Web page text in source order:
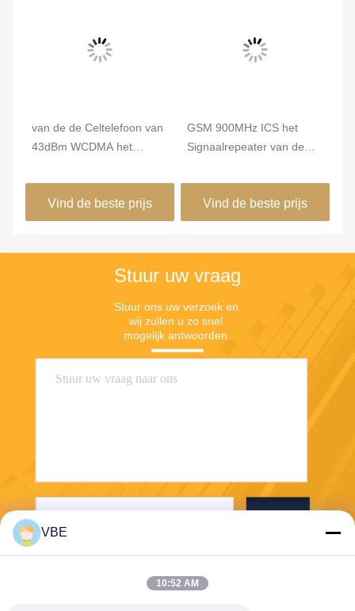
van de de Celtelefoon van
43dBm WCDMA het
Signaalrepeater 2100MHz
Onder 5dB
Vind de beste prijs
GSM 900MHz ICS het
Signaalrepeater van de
Openlucht Waterdichte rf-
Repeater, ICS Mobiele
Signaalversterker
Vind de beste prijs
Stuur uw vraag
Stuur ons uw verzoek en
wij zullen u zo snel
mogelijk antwoorden.
VBE
10:52 AM